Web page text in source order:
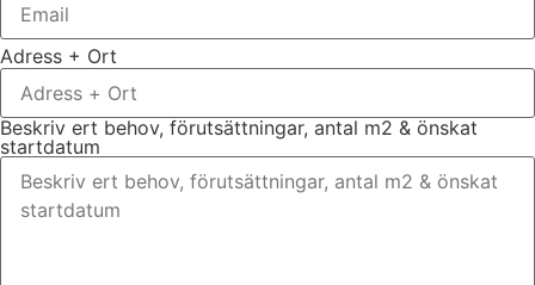
Adress + Ort
Beskriv ert behov, förutsättningar, antal m2 & önskat
startdatum